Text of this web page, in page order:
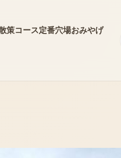
策コース定番穴場おみやげ